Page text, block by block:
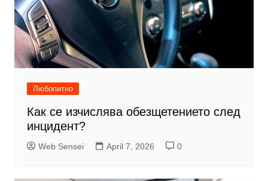
Любопитно
Как се изчислява обезщетението след
инцидент?
Web Sensei April 7, 2026 0